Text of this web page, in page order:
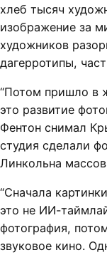
хлеб тысяч
изображение за
художников
дагерротипы,
“Потом пришло в
это развитие
Фентон снимал
студия сделали
Линкольна
“Сначала
это не ИИ-
фотография,
звуковое кино.